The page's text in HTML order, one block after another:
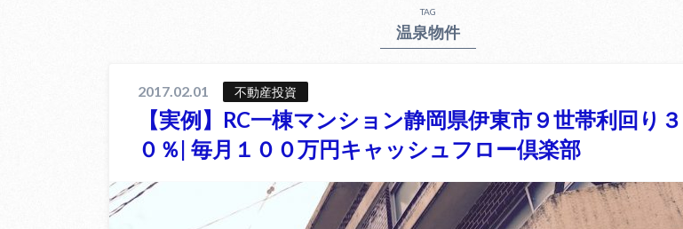
TAG
温泉物件
2017.02.01 不動産投資
【実例】RC一棟マンション静岡県伊東市９世帯利回り３
０％| 毎月１００万円キャッシュフロー倶楽部